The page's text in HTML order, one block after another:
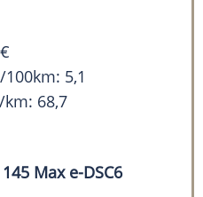
5,1
68,7
Max e-DSC6